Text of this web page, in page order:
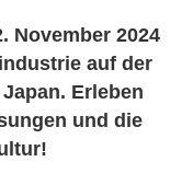
November 2024
auf der
Erleben
und die